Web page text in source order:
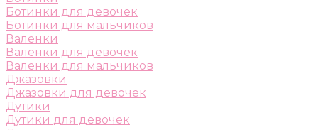
Ботинки для девочек
Ботинки для мальчиков
Валенки
Валенки для девочек
Валенки для мальчиков
Джазовки
Джазовки для девочек
Дутики
Дутики для девочек